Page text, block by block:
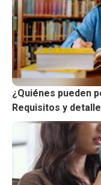
¿Quiénes pueden
Requisitos y